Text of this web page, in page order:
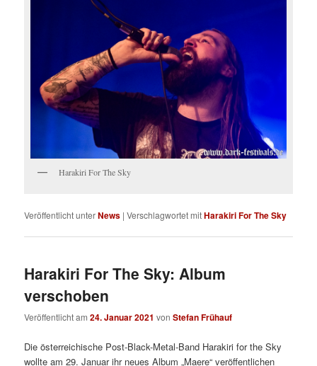
Harakiri For The Sky
Veröffentlicht unterNews |Verschlagwortet mitHarakiri For The Sky
Harakiri For The Sky: Album
verschoben
Veröffentlicht am24. Januar 2021 vonStefan Frühauf
Die österreichische Post-Black-Metal-Band Harakiri for the Sky
wollte am 29. Januar ihr neues Album „Maere“ veröffentlichen